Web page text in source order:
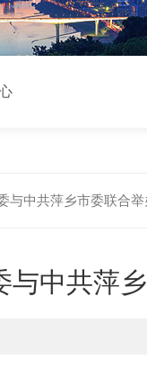
与中共萍乡市委联合
与中共萍